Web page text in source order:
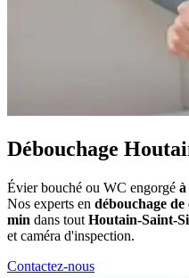
Débouchage
Évier bouché ou WC engorgé
Nos experts en débouchage
min dans tout Houtain-Saint-
et caméra d'inspection.
Contactez-nous